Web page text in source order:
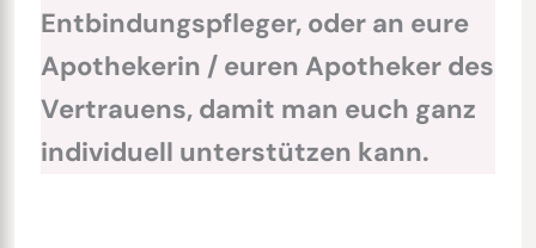
Entbindungspfleger, oder an eure
Apothekerin / euren Apotheker des
Vertrauens, damit man euch ganz
individuell unterstützen kann.